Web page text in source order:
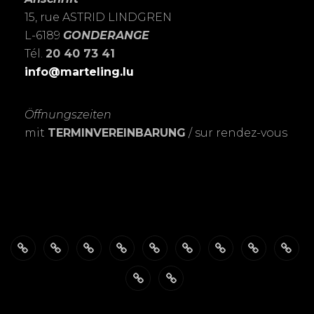
15, rue ASTRID LINDGREN
L-6189 GONDERANGE
Tél. 20 40 73 41
info@marteling.lu
Öffnungszeiten
mit TERMINVEREINBARUNG / sur rendez-vous
FotoSTUDIO
Schnell